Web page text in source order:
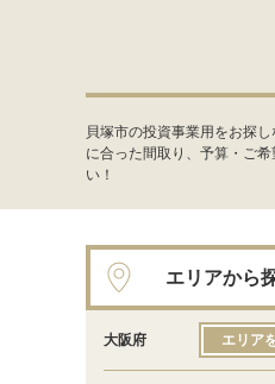
貝塚市の投資事業用をお探
に合った間取り、予算・ご
い！
エリアから
大阪府 エリア